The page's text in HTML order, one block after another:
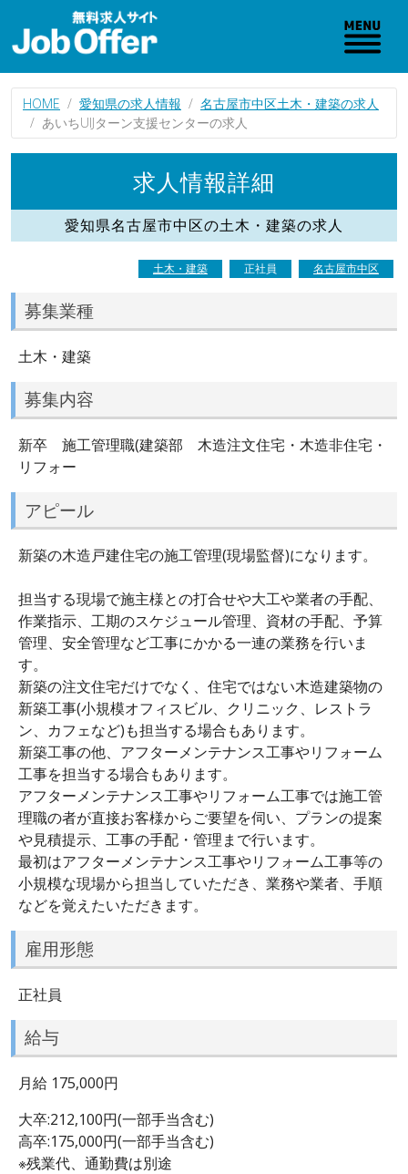
HOME 愛知県の求人情報
名古屋市中区土木・建築の求人
あいちUIJターン支援センターの求人
求人情報詳細
愛知県名古屋市中区の土木・建築の求人
土木・建築 正社員 名古屋市中区
募集業種
土木・建築
募集内容
新卒 施工管理職(建築部 木造注文住宅・木造非住宅・
リフォー
アピール
新築の木造戸建住宅の施工管理(現場監督)になります。
担当する現場で施主様との打合せや大工や業者の手配、
作業指示、工期のスケジュール管理、資材の手配、予算
管理、安全管理など工事にかかる一連の業務を行いま
す。
新築の注文住宅だけでなく、住宅ではない木造建築物の
新築工事(小規模オフィスビル、クリニック、レストラ
ン、カフェなど)も担当する場合もあります。
新築工事の他、アフターメンテナンス工事やリフォーム
工事を担当する場合もあります。
アフターメンテナンス工事やリフォーム工事では施工管
理職の者が直接お客様からご要望を伺い、プランの提案
や見積提示、工事の手配・管理まで行います。
最初はアフターメンテナンス工事やリフォーム工事等の
小規模な現場から担当していただき、業務や業者、手順
などを覚えたいただきます。
雇用形態
正社員
給与
月給 175,000円
大卒:212,100円(一部手当含む)
高卒:175,000円(一部手当含む)
※残業代、通勤費は別途